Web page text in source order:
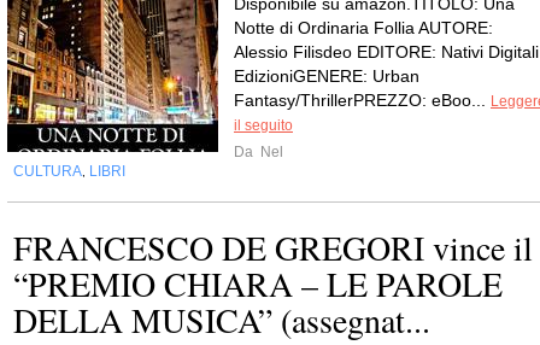
Disponibile su amazon.TITOLO: Una
Notte di Ordinaria Follia AUTORE:
Alessio Filisdeo EDITORE: Nativi Digitali
EdizioniGENERE: Urban
Fantasy/ThrillerPREZZO: eBoo...
il seguito
Da Nel
CULTURA, LIBRI
FRANCESCO DE GREGORI vince il
“PREMIO CHIARA – LE PAROLE
DELLA MUSICA” (assegnat...